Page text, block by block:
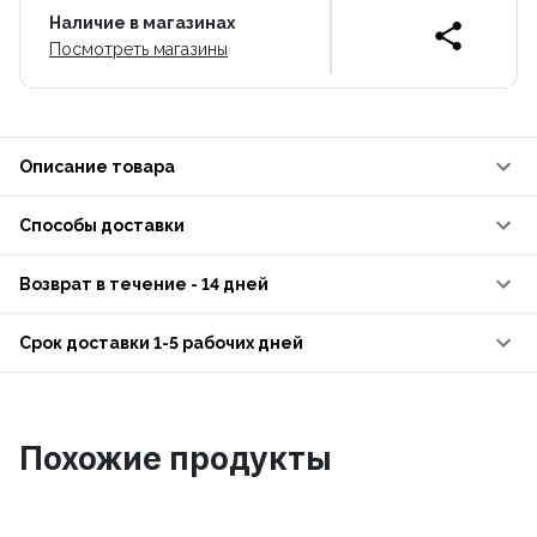
Наличие в магазинах
Посмотреть магазины
Описание товара
Способы доставки
Возврат в течение - 14 дней
Срок доставки 1-5 рабочих дней
Похожие продукты